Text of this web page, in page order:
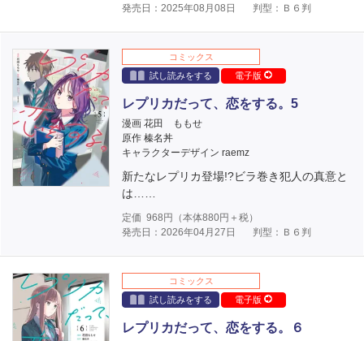
発売日：2025年08月08日
判型：Ｂ６判
コミックス
試し読みをする
電子版
レプリカだって、恋をする。5
漫画 花田 ももせ
原作 榛名丼
キャラクターデザイン raemz
新たなレプリカ登場!?ビラ巻き犯人の真意と
は……
定価 968 円（本体880円＋税）
発売日：2026年04月27日
判型：Ｂ６判
コミックス
試し読みをする
電子版
レプリカだって、恋をする。６